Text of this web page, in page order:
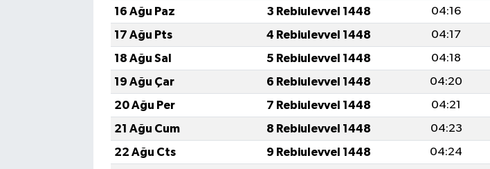
16 Ağu Paz
3 Rebiulevvel 1448 04:16
17 Ağu Pts
4 Rebiulevvel 1448 04:17
18 Ağu Sal
5 Rebiulevvel 1448 04:18
19 Ağu Çar
6 Rebiulevvel 1448 04:20
20 Ağu Per
7 Rebiulevvel 1448 04:21
21 Ağu Cum
8 Rebiulevvel 1448 04:23
22 Ağu Cts
9 Rebiulevvel 1448 04:24